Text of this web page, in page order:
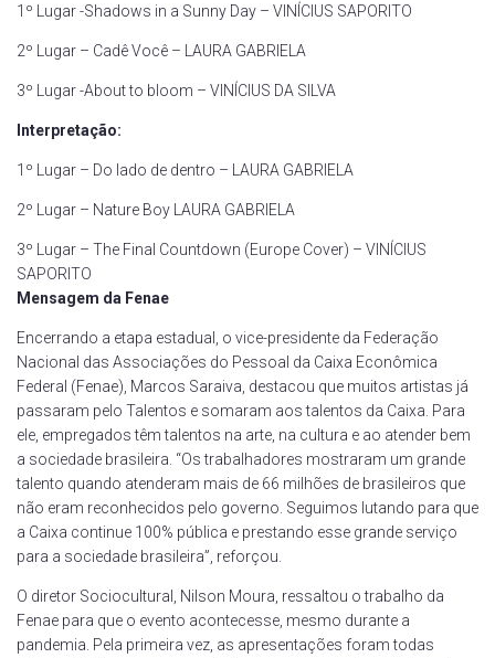
1º Lugar -Shadows in a Sunny Day – VINÍCIUS SAPORITO
2º Lugar – Cadê Você – LAURA GABRIELA
3º Lugar -About to bloom – VINÍCIUS DA SILVA
Interpretação:
1º Lugar – Do lado de dentro – LAURA GABRIELA
2º Lugar – Nature Boy LAURA GABRIELA
3º Lugar – The Final Countdown (Europe Cover) – VINÍCIUS
SAPORITO
Mensagem da Fenae
Encerrando a etapa estadual, o vice-presidente da Federação
Nacional das Associações do Pessoal da Caixa Econômica
Federal (Fenae), Marcos Saraiva, destacou que muitos artistas já
passaram pelo Talentos e somaram aos talentos da Caixa. Para
ele, empregados têm talentos na arte, na cultura e ao atender bem
a sociedade brasileira. “Os trabalhadores mostraram um grande
talento quando atenderam mais de 66 milhões de brasileiros que
não eram reconhecidos pelo governo. Seguimos lutando para que
a Caixa continue 100% pública e prestando esse grande serviço
para a sociedade brasileira”, reforçou.
O diretor Sociocultural, Nilson Moura, ressaltou o trabalho da
Fenae para que o evento acontecesse, mesmo durante a
pandemia. Pela primeira vez, as apresentações foram todas